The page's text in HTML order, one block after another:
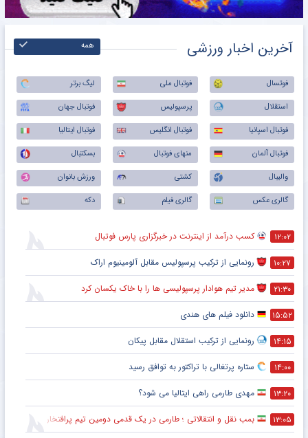
آخرین اخبار ورزشی همه
فوتسال فوتبال ملی
لیگ برتر
استقلال
پرسپولیس
فوتبال جهان
فوتبال اسپانیا
فوتبال انگلیس
فوتبال ایتالیا
فوتبال آلمان
منهای فوتبال
بسکتبال
والیبال
کشتی
ورزش بانوان
گالری عکس
گالری فیلم دکه
۱۲:۰۲ کسب درآمد از اینترنت در خبرگزاری پارس فوتبال
۱۰:۲۷ رونمایی از ترکیب پرسپولیس‌ مقابل آلومینیوم اراک
۲۱:۳۰ مدیر تیم هوادار پرسپولیسی ها را با خاک یکسان کرد
۱۵:۵۲ دانلود فیلم های هندی
۱۴:۱۵ رونمایی از ترکیب استقلال مقابل پیکان
۱۴:۰۰ ستاره پرتغالی با تراکتور به توافق رسید
۱۳:۲۰ مهدی طارمی راهی ایتالیا می شود؟
۱۳:۰۵ بمب نقل و انتقالاتی ؛ طارمی در یک قدمی دومین تیم پرافتخار اروپا